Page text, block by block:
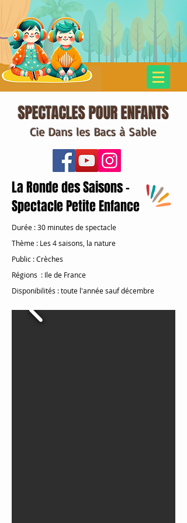
SPECTACLES POUR ENFANTS
Cie Dans les Bacs à Sable
La Ronde des Saisons -
Spectacle Petite Enfance
Durée : 30 minutes de spectacle
Thème : Les 4saisons, la nature
Public : Crèches
Régions : Ile de France
Disponibilités : toute l'année sauf décembre